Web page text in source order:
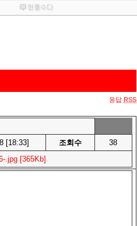
응답 RSS
[18:33] 조회수
38
.jpg [365Kb]